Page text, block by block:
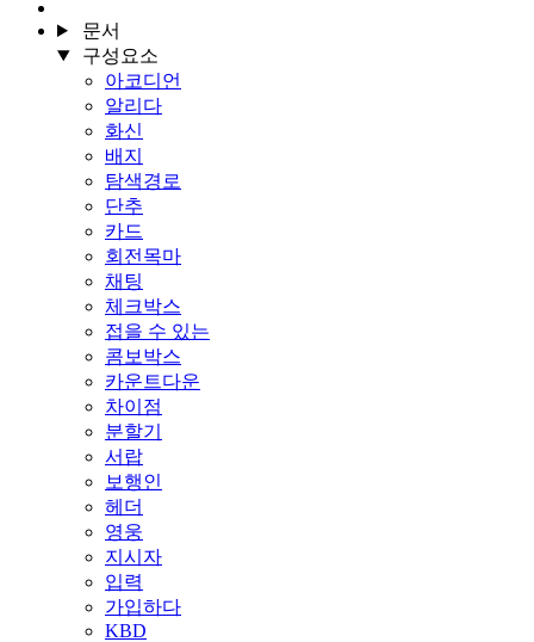
문서
구성요소
아코디언
알리다
화신
배지
탐색경로
단추
카드
회전목마
채팅
체크박스
접을 수 있는
콤보박스
카운트다운
차이점
분할기
서랍
보행인
헤더
영웅
지시자
입력
가입하다
KBD